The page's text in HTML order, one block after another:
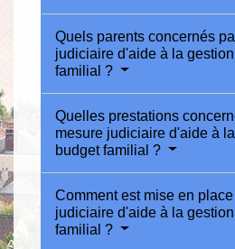
Quels parents concernés
judiciaire d'aide à la
familial ?
Quelles prestations
mesure judiciaire d'aide à
budget familial ?
Comment est mise en
judiciaire d'aide à la
familial ?